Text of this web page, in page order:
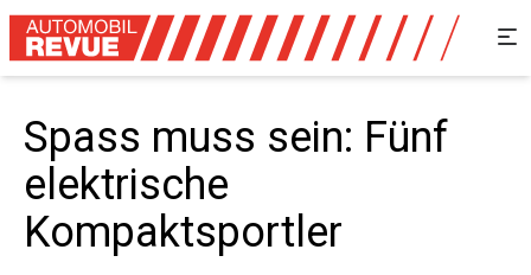
Spass muss sein: Fünf
elektrische
Kompaktsportler